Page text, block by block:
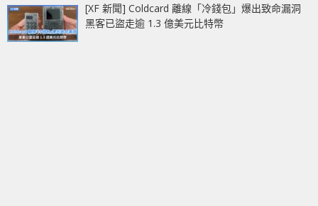
[XF 新聞] Coldcard 離線「冷錢包」爆出致命漏洞
黑客已盜走逾 1.3 億美元比特幣